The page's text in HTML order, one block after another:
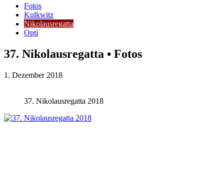
Fotos
Kulkwitz
Nikolausregatta
Opti
37. Nikolausregatta • Fotos
1. Dezember 2018
37. Nikolausregatta 2018